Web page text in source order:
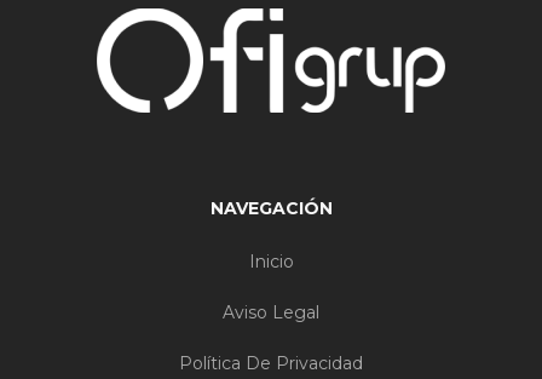
NAVEGACIÓN
Inicio
Aviso Legal
Política De Privacidad